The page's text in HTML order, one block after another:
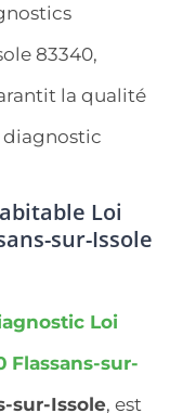
83340,
la qualité
diagnostic
Loi
sur-Issole
Loi
Flassans-sur-
sur-Issole, est